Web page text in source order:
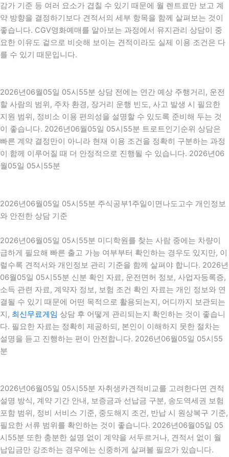
감가 기준 등 여러 요소가 겹칠 수 있기 때문에 월 렌트료만 보고 계
약 방향을 결정하기보다 견적서의 세부 항목을 함께 살펴보는 것이
좋습니다. CGV영화예매를 알아보는 과정에서 유지관리 상담이 중
요한 이유도 겉으로 비슷해 보이는 견적이라도 실제 이용 조건은 다
를 수 있기 때문입니다.
2026년06월05일 05시55분 상담 전에는 연간 예상 주행거리, 운전
할 사람의 범위, 주차 환경, 장거리 운행 빈도, 사고 발생 시 필요한
지원 범위, 정비소 이용 편의성을 설명할 수 있도록 준비해 두는 것
이 좋습니다. 2026년06월05일 05시55분 트로트인기순위 상담은
빠른 계약 결정만이 아니라 현재 이용 조건을 정확히 구분하는 과정
이 함께 이루어질 때 더 안정적으로 진행될 수 있습니다. 2026년06
월05일 05시55분
2026년06월05일 05시55분 주식공부1주일이면나도고수 개인정보
와 안전한 상담 기준
2026년06월05일 05시55분 미디학원를 찾는 사람 중에는 차량이
급하게 필요해 빠른 출고 가능 여부부터 확인하는 경우도 있지만, 이
럴수록 견적서와 개인정보 관리 기준을 함께 살펴야 합니다. 2026년
06월05일 05시55분 신분 확인 자료, 운전면허 정보, 사업자등록증,
소득 관련 자료, 계약자 정보, 보험 조건 확인 자료는 개인 정보와 연
결될 수 있기 때문에 어떤 목적으로 활용되는지, 어디까지 보관되는
지, 최신무료게임 상담 후 어떻게 관리되는지 확인하는 것이 좋습니
다. 필요한 자료는 정확히 제공하되, 본인이 이해하지 못한 절차는
설명을 듣고 진행하는 편이 안전합니다. 2026년06월05일 05시55
분
2026년06월05일 05시55분 자취생카견적비교를 고려한다면 견적
설명 방식, 계약 기간 안내, 보증금과 선납금 구분, 송도역세권 보험
포함 범위, 정비 서비스 기준, 중도해지 조건, 반납 시 원상복구 기준,
필요한 서류 범위를 확인하는 것이 좋습니다. 2026년06월05일 05
시55분 또한 충분한 설명 없이 계약을 서두르거나, 견적서 없이 월
납입금만 강조하는 경우에는 신중하게 살펴볼 필요가 있습니다.